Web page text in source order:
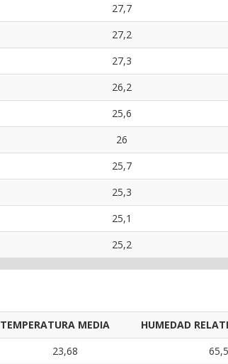
27,7
27,2
27,3
26,2
25,6
26
25,7
25,3
25,1
25,2
TEMPERATURA MEDIA HUMEDAD
23,68